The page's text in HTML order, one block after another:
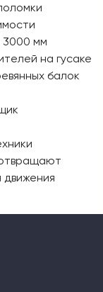
3000 мм
на гусаке
балок